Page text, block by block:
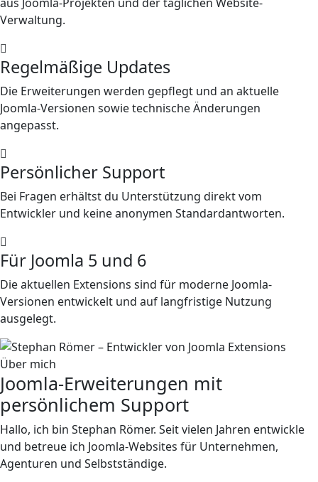
Verwaltung.
Regelmäßige Updates
Die Erweiterungen werden gepflegt und an aktuelle
Joomla-Versionen sowie technische Änderungen
angepasst.
Persönlicher Support
Bei Fragen erhältst du Unterstützung direkt vom
Entwickler und keine anonymen Standardantworten.
Für Joomla 5 und 6
Die aktuellen Extensions sind für moderne Joomla-
Versionen entwickelt und auf langfristige Nutzung
ausgelegt.
Über mich
Joomla-Erweiterungen mit
persönlichem Support
Hallo, ich bin Stephan Römer. Seit vielen Jahren entwickle
und betreue ich Joomla-Websites für Unternehmen,
Agenturen und Selbstständige.